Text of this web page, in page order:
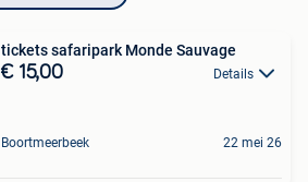
tickets safaripark Monde Sauvage
€ 15,00 Details
Boortmeerbeek 22 mei 26